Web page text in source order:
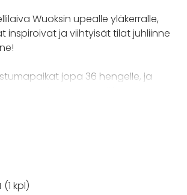
Wuoksin upealle yläkerralle,
inspiroivat ja viihtyisät tilat juhliinne
jopa 36 hengelle, ja
auringosta ja raikkaasta
terassilla.
henkilökunta on
– vain teitä varten. Voitte
seurusteluun ja nauttimiseen, kun
(1 kpl)